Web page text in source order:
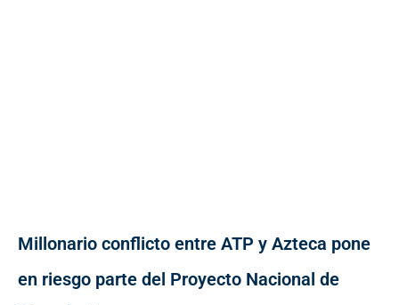
Millonario conflicto entre ATP y Azteca pone
en riesgo parte del Proyecto Nacional de